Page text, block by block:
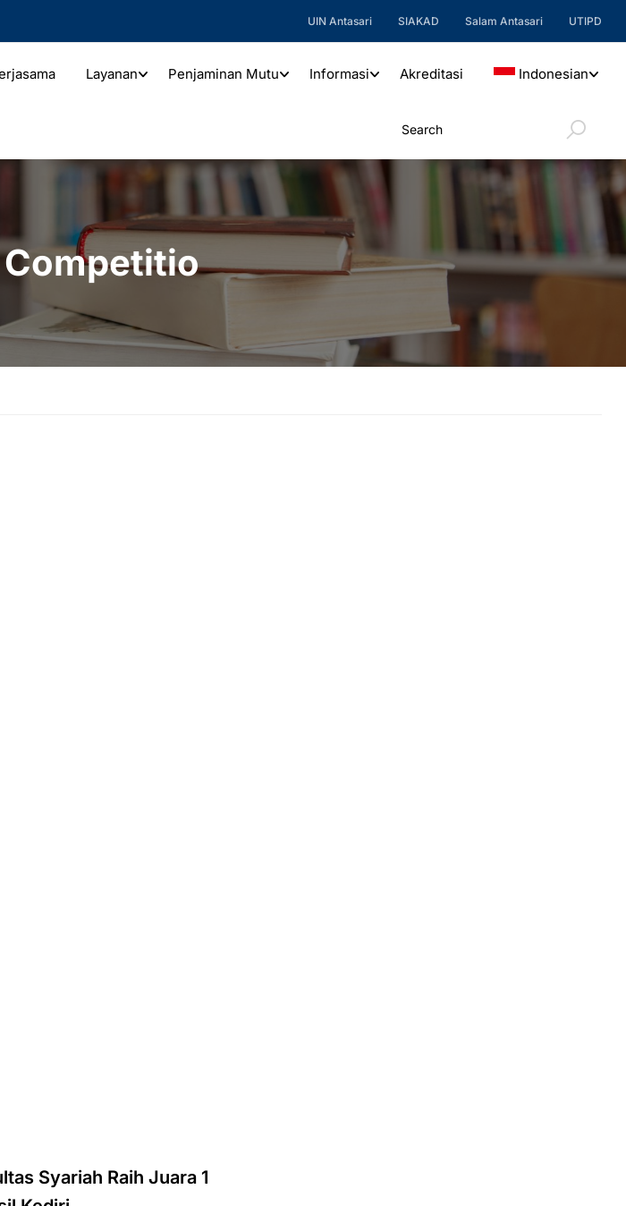
UIN Antasari SIAKAD Salam Antasari UTIPD
Layanan Penjaminan Mutu Informasi Akreditasi Indonesian
Syariah Raih Juara 1